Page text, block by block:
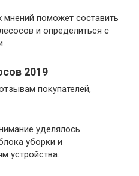
мнений поможет составить
и определиться с
2019
покупателей,
уделялось
уборки и
устройства.